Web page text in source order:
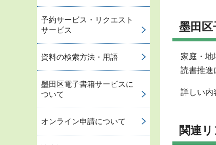
墨田
家庭・地
読書推進
詳しい内
関連リ
予約サービス・リクエスト
サービス
資料の検索方法・用語
墨田区電子書籍サービスに
ついて
オンライン申請について